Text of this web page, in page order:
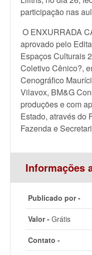
participação nas
O ENXURRADA
aprovado pelo
Espaços Culturais
Coletivo Cênico?,
Cenográfico
Vilavox, BM&G
produções e com
Estado, através do
Fazenda e
Informações
Publicado por -
Valor - Grátis
Contato -